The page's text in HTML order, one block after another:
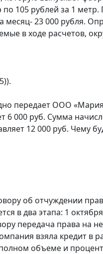
105 рублей за 1
месяц- 23 000 рубля.
в ходе расчетов,
передает ООО
6 000 руб. Сумма
12 000 руб. Чему
об отчуждении
в два этапа: 1
передача права на
взяла кредит в
объеме и